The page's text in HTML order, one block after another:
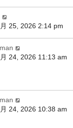
25, 2026 2:14 pm
24, 2026 11:13 am
24, 2026 10:38 am